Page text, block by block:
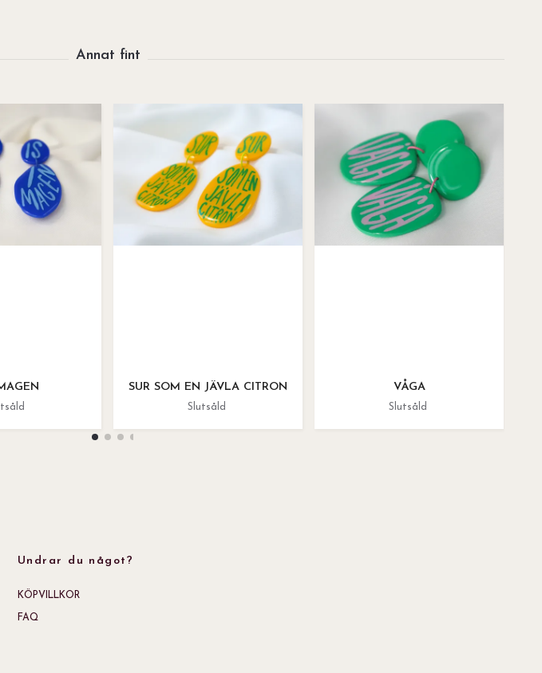
SUR SOM EN JÄVLA CITRON
Slutsåld
VÅGA
Slutsåld
Undrar du något?
KÖPVILLKOR
FAQ